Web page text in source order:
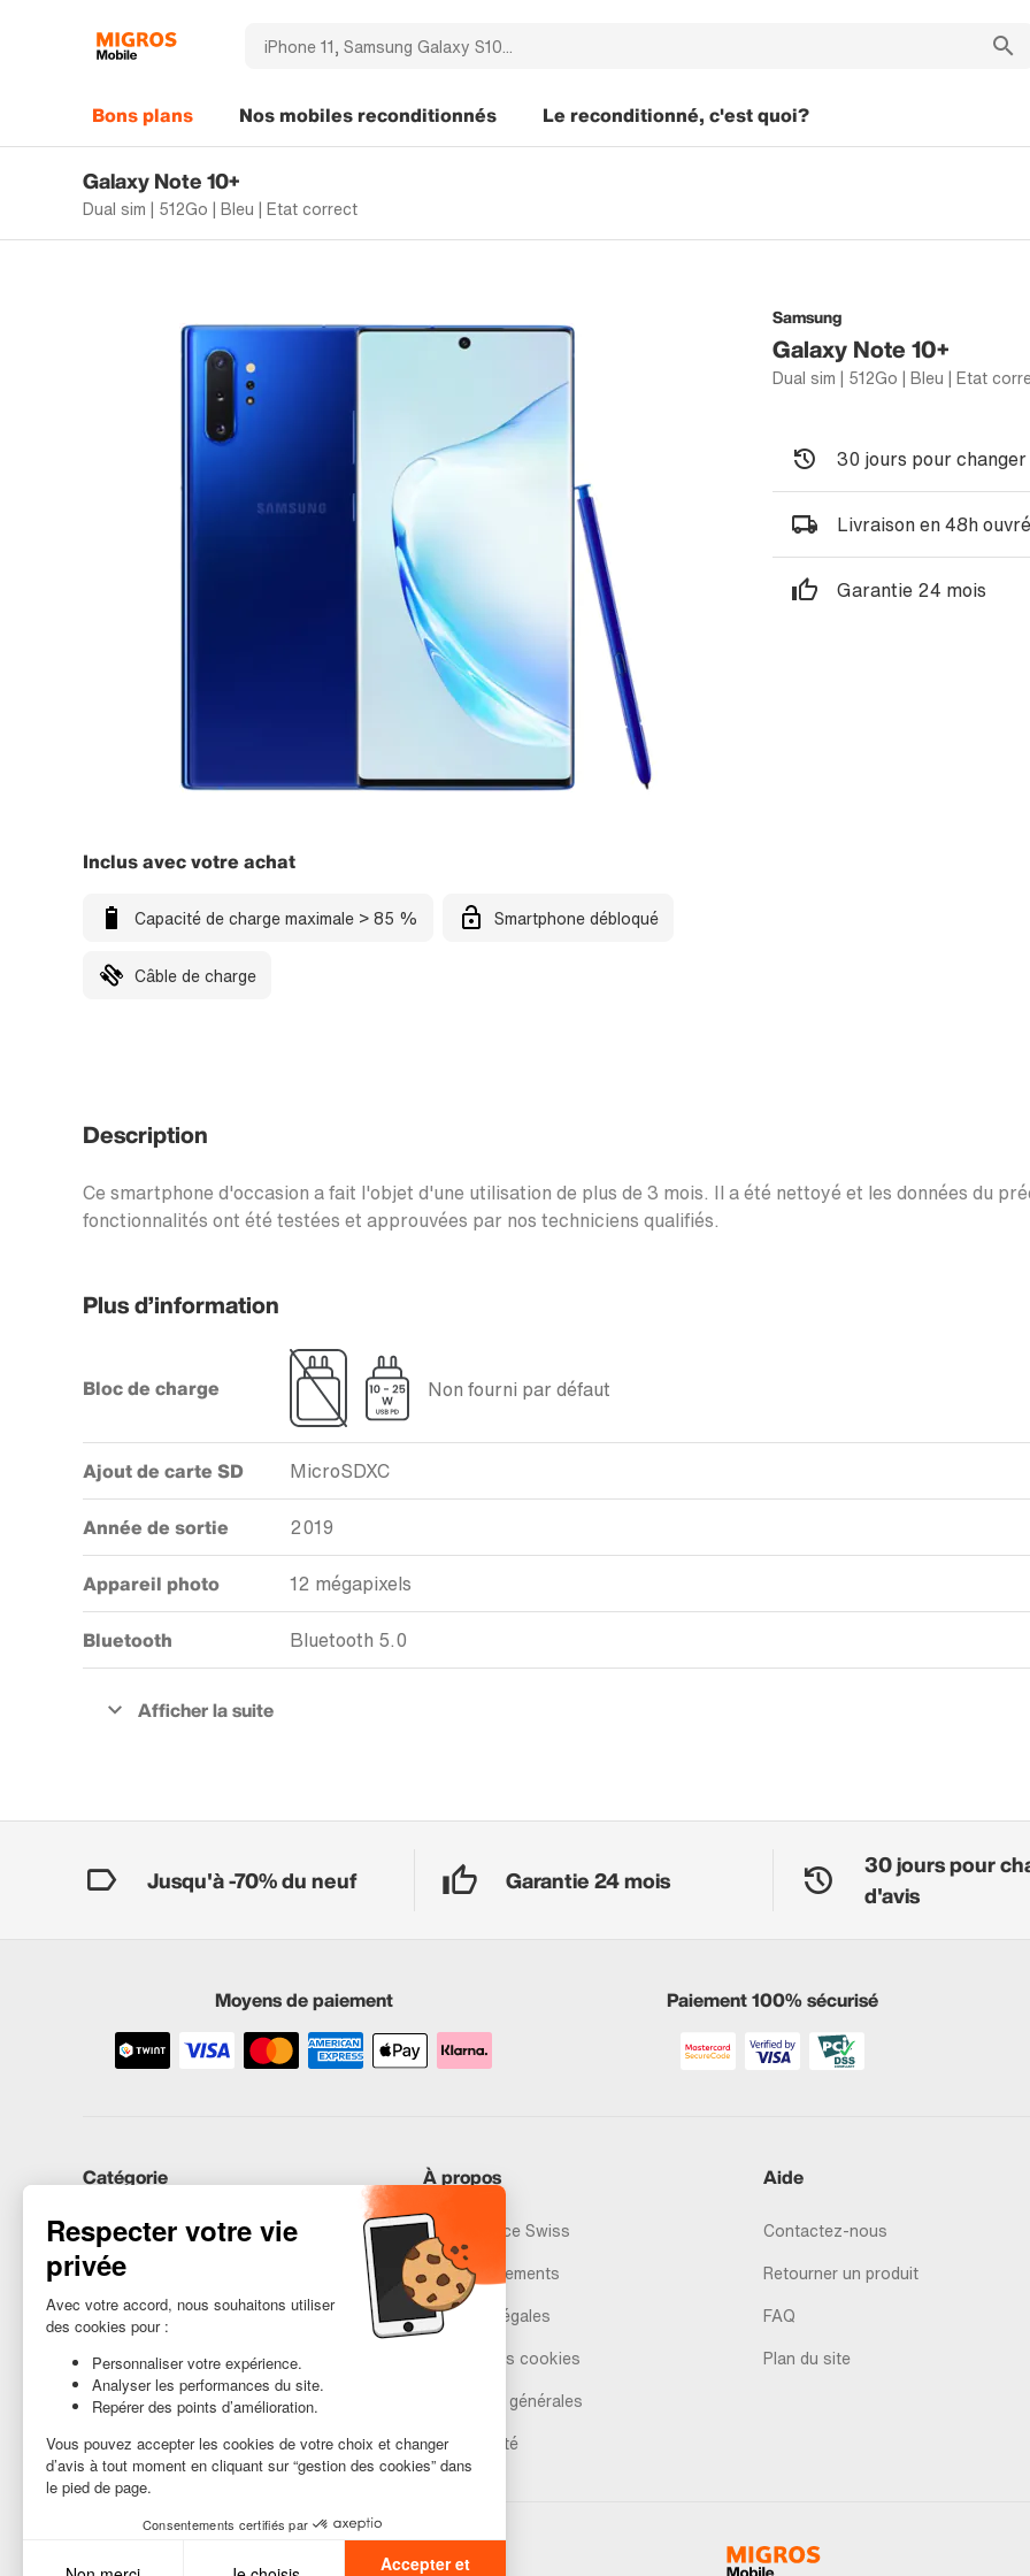
Bons plans Nos mobiles reconditionnés Le reconditionné, c'est quoi?
Galaxy Note 10+
Dual sim | 512Go | Bleu | Etat correct
Samsung
Galaxy Note 10+
Dual sim | 512Go | Bleu | Etat
Inclus avec votre achat
Capacité de charge maximale > 85 % Smartphone débloqué
Câble de charge
30 jours pour
Livraison en 48h
Garantie 24 mois
Description
Ce smartphone d'occasion a fait l'objet d'une utilisation de plus de 3 mois. Il a été nettoyé et les données du
fonctionnalités ont été testées et approuvées par nos techniciens qualifiés.
Plus d’information
Bloc de charge Non fourni par défaut
Ajout de carte SD MicroSDXC
Année de sortie 2019
Appareil photo 12 mégapixels
Bluetooth Bluetooth 5.0
Jusqu'à -70% du neuf Garantie 24 mois
30 jours pour
d'avis
Moyens de paiement Paiement 100% sécurisé
Catégorie
iPhones
Samsung
Huawei
Besoin d’aide ?
À propos
Recommerce Swiss
Nos engagements
Mentions légales
Gestion des cookies
Conditions générales
Accessibilité
Aide
Contactez-nous
Retourner un produit
FAQ
Plan du site